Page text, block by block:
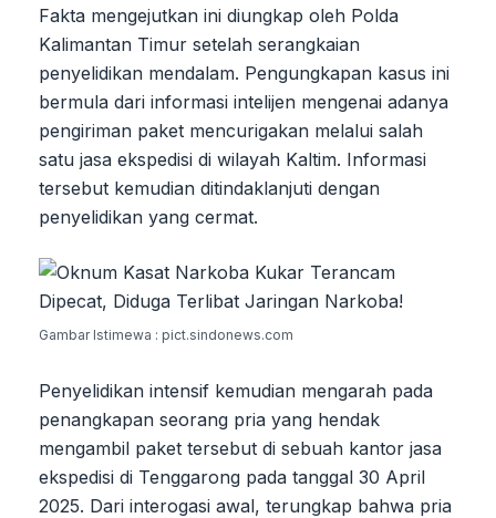
Fakta mengejutkan ini diungkap oleh Polda
Kalimantan Timur setelah serangkaian
penyelidikan mendalam. Pengungkapan kasus ini
bermula dari informasi intelijen mengenai adanya
pengiriman paket mencurigakan melalui salah
satu jasa ekspedisi di wilayah Kaltim. Informasi
tersebut kemudian ditindaklanjuti dengan
penyelidikan yang cermat.
Gambar Istimewa : pict.sindonews.com
Penyelidikan intensif kemudian mengarah pada
penangkapan seorang pria yang hendak
mengambil paket tersebut di sebuah kantor jasa
ekspedisi di Tenggarong pada tanggal 30 April
2025. Dari interogasi awal, terungkap bahwa pria